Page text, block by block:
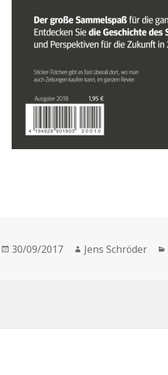
Veröffentlicht
30/09/2017 Autor
Jens Schröder